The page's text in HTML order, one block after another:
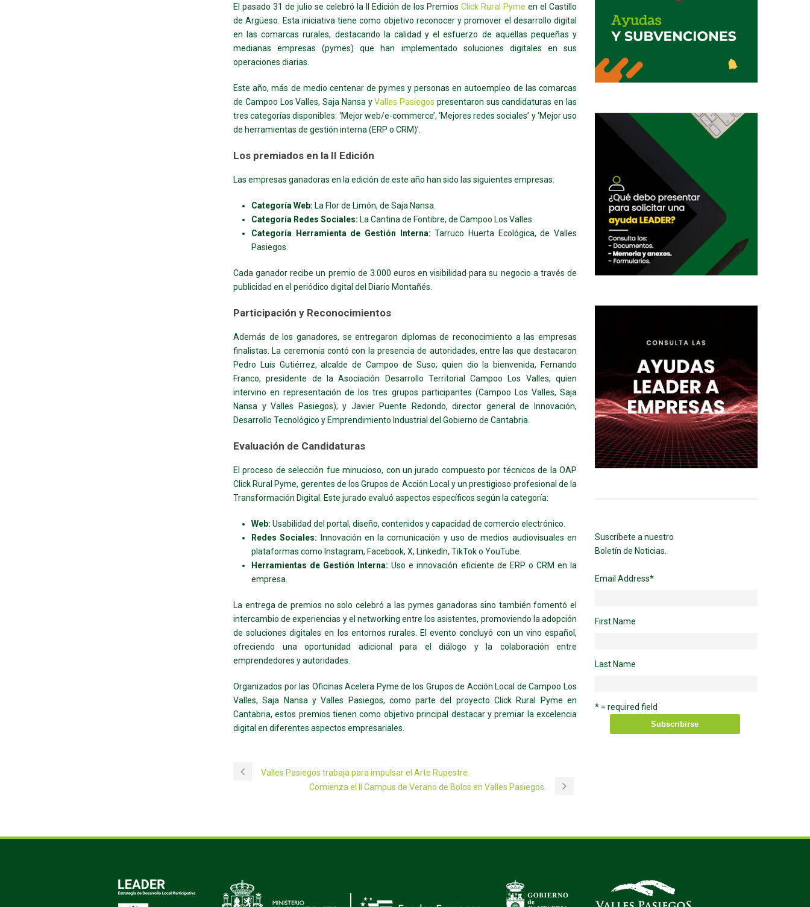
El pasado 31 de julio se celebró la II Edición de los Premios Click Rural Pyme en el Castillo
de Argüeso. Esta iniciativa tiene como objetivo reconocer y promover el desarrollo digital
en las comarcas rurales, destacando la calidad y el esfuerzo de aquellas pequeñas y
medianas empresas (pymes) que han implementado soluciones digitales en sus
operaciones diarias.
Este año, más de medio centenar de pymes y personas en autoempleo de las comarcas
de Campoo Los Valles, Saja Nansa yValles Pasiegos presentaron sus candidaturas en las
tres categorías disponibles: ‘Mejor web/e-commerce’, ‘Mejores redes sociales’ y ‘Mejor uso
de herramientas de gestión interna (ERP o CRM)’.
Los premiados en la II Edición
Las empresas ganadoras en la edición de este año han sido las siguientes empresas:
Categoría Web: La Flor de Limón, de Saja Nansa.
Categoría Redes Sociales: La Cantina de Fontibre, de Campoo Los Valles.
Categoría Herramienta de Gestión Interna: Tarruco Huerta Ecológica, de Valles
Pasiegos.
Cada ganador recibe un premio de 3.000 euros en visibilidad para su negocio a través de
publicidad en el periódico digital del Diario Montañés.
Participación y Reconocimientos
Además de los ganadores, se entregaron diplomas de reconocimiento a las empresas
finalistas. La ceremonia contó con la presencia de autoridades, entre las que destacaron
Pedro Luis Gutiérrez, alcalde de Campoo de Suso; quien dio la bienvenida, Fernando
Franco, presidente de la Asociación Desarrollo Territorial Campoo Los Valles, quien
intervino en representación de los tres grupos participantes (Campoo Los Valles, Saja
Nansa y Valles Pasiegos); y Javier Puente Redondo, director general de Innovación,
Desarrollo Tecnológico y Emprendimiento Industrial del Gobierno de Cantabria.
Evaluación de Candidaturas
El proceso de selección fue minucioso, con un jurado compuesto por técnicos de la OAP
Click Rural Pyme, gerentes de los Grupos de Acción Local y un prestigioso profesional de la
Transformación Digital. Este jurado evaluó aspectos específicos según la categoría:
Web: Usabilidad del portal, diseño, contenidos y capacidad de comercio electrónico.
Redes Sociales: Innovación en la comunicación y uso de medios audiovisuales en
plataformas como Instagram, Facebook, X, LinkedIn, TikTok o YouTube.
Herramientas de Gestión Interna: Uso e innovación eficiente de ERP o CRM en la
empresa.
La entrega de premios no solo celebró a las pymes ganadoras sino también fomentó el
intercambio de experiencias y el networking entre los asistentes, promoviendo la adopción
de soluciones digitales en los entornos rurales. El evento concluyó con un vino español,
ofreciendo una oportunidad adicional para el diálogo y la colaboración entre
emprendedores y autoridades.
Organizados por las Oficinas Acelera Pyme de los Grupos de Acción Local de Campoo Los
Valles, Saja Nansa y Valles Pasiegos, como parte del proyecto Click Rural Pyme en
Cantabria, estos premios tienen como objetivo principal destacar y premiar la excelencia
digital en diferentes aspectos empresariales.
Valles Pasiegos trabaja para impulsar el Arte Rupestre.
Comienza el II Campus de Verano de Bolos en Valles Pasiegos.
Suscríbete a nuestro
Boletín de Noticias.
Email Address*
First Name
Last Name
* = required field